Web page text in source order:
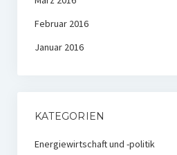
Februar 2016
Januar 2016
KATEGORIEN
Energiewirtschaft und -politik